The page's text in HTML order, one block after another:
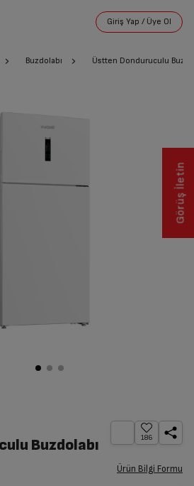
Buzdolabı Üstten Donduruculu
Buzdolabı
186
Ürün Bilgi Formu
Görüş İletin